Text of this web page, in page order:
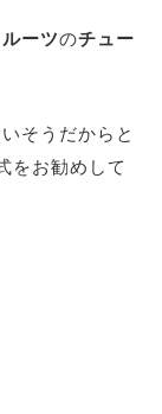
ーツのチュー
そうだからと
をお勧めして